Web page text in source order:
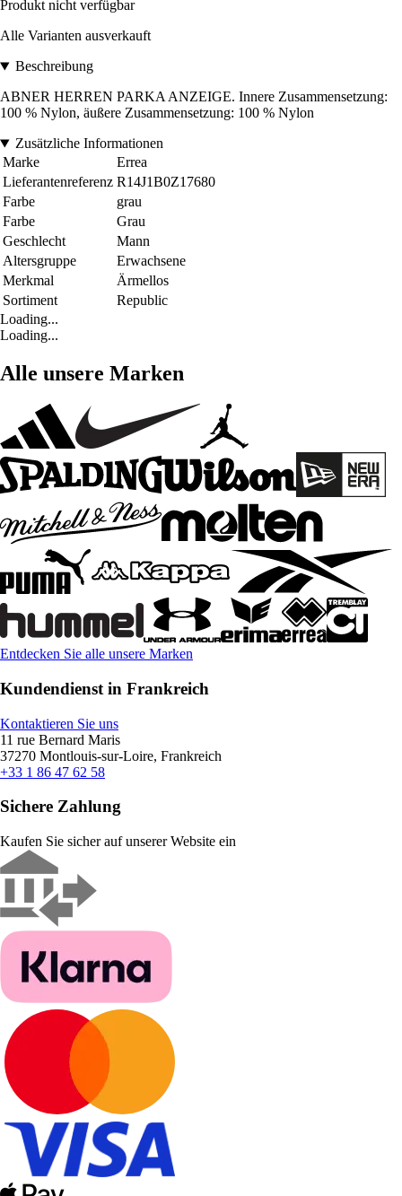
Produkt nicht verfügbar
Alle Varianten ausverkauft
Beschreibung
ABNER HERREN PARKA ANZEIGE. Innere Zusammensetzung:
100 % Nylon, äußere Zusammensetzung: 100 % Nylon
Zusätzliche Informationen
Marke
Errea
Lieferantenreferenz R14J1B0Z17680
Farbe
grau
Farbe
Grau
Geschlecht
Mann
Altersgruppe
Erwachsene
Merkmal
Ärmellos
Sortiment
Republic
Loading...
Loading...
Alle unsere Marken
Entdecken Sie alle unsere Marken
Kundendienst in Frankreich
Kontaktieren Sie uns
11 rue Bernard Maris
37270 Montlouis-sur-Loire, Frankreich
+33 1 86 47 62 58
Sichere Zahlung
Kaufen Sie sicher auf unserer Website ein